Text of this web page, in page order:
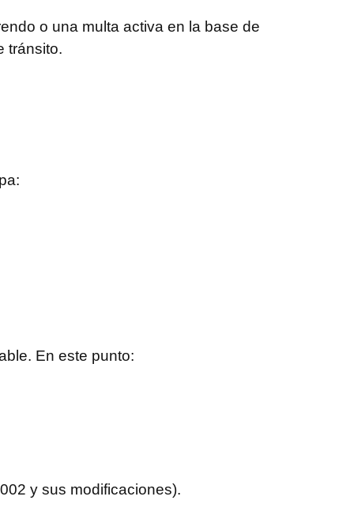
o una multa activa en la base de
tránsito.
En este punto:
y sus modificaciones).